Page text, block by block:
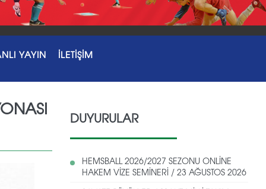
YAYIN İLETİŞİM
DUYURULAR
HEMSBALL 2026/2027 SEZONU ONLİNE
HAKEM VİZE SEMİNERİ / 23 AĞUSTOS 2026